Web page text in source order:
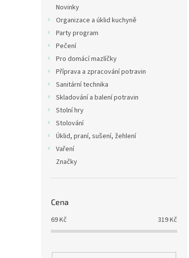
Novinky
Organizace a úklid kuchyně
Party program
Pečení
Pro domácí mazlíčky
Příprava a zpracování potravin
Sanitární technika
Skladování a balení potravin
Stolní hry
Stolování
Úklid, praní, sušení, žehlení
Vaření
Značky
Cena
69Kč 319Kč